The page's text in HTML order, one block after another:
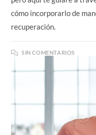
cómo incorporarlo de
recuperación.
SIN COMENTARIOS